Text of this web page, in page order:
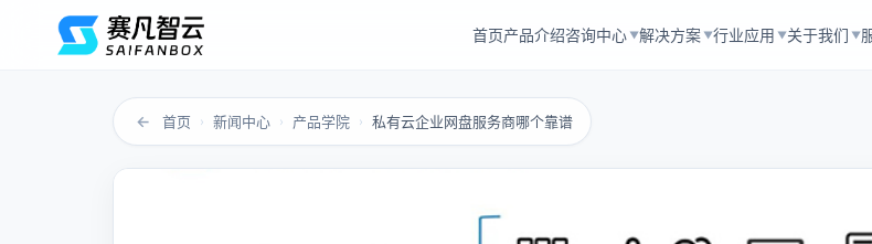
首页产品介绍咨询中心 ▼解决方案 ▼行业应用 ▼关于我们 ▼
← 首页 › 新闻中心 › 产品学院 › 私有云企业网盘服务商哪个靠谱